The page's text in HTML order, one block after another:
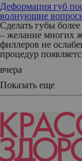
Деформация губ
волнующие
Сделать губы
– желание многих
филлеров не
процедур
вчера
Показать еще